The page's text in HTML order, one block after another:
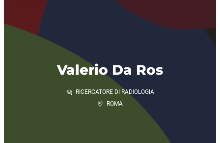
Valerio Da Ros
RICERCATORE DI RADIOLOGIA
ROMA